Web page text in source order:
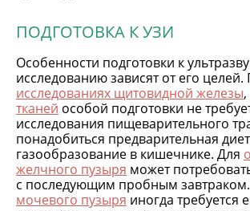
ПОДГОТОВКА К УЗИ
Особенности подготовки к
исследованию зависят от его целей.
исследованиях щитовидной железы,
тканей особой подготовки не
исследования пищеварительного
понадобиться предварительная
газообразование в кишечнике. Для
желчного пузыря может
с последующим пробным
мочевого пузыря иногда требуется